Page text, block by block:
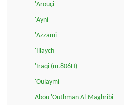
'Arouçi
'Ayni
'Azzami
'Illaych
'Iraqi (m.806H)
'Oulaymi
Abou 'Outhman Al-Maghribi